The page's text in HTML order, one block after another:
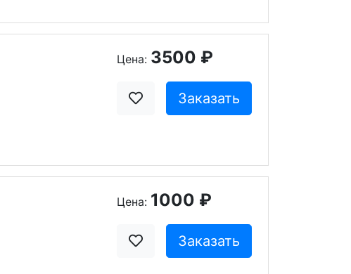
Цена: 3500 ₽
Заказать
Цена: 1000 ₽
Заказать